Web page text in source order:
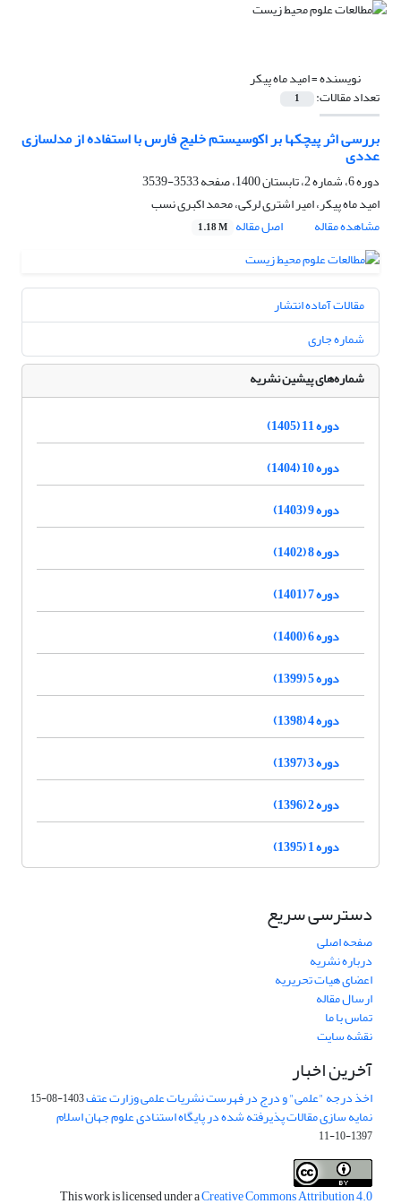
نویسنده =امید ماه پیکر
تعداد مقالات: 1
بررسی اثر پیچکها بر اکوسیستم خلیج فارس با استفاده از مدلسازی
عددی
دوره 6، شماره 2، تابستان 1400، صفحه
3533-3539
امید ماه پیکر، امیر اشتری لرکی، محمد اکبری نسب
مشاهده مقاله
اصل مقاله 1.18 M
مقالات آماده انتشار
شماره جاری
شماره‌های پیشین نشریه
دوره 11 (1405)
دوره 10 (1404)
دوره 9 (1403)
دوره 8 (1402)
دوره 7 (1401)
دوره 6 (1400)
دوره 5 (1399)
دوره 4 (1398)
دوره 3 (1397)
دوره 2 (1396)
دوره 1 (1395)
دسترسی سریع
صفحه اصلی
درباره نشریه
اعضای هیات تحریریه
ارسال مقاله
تماس با ما
نقشه سایت
آخرین اخبار
اخذ درجه "علمی" و درج در فهرست نشریات علمی وزارت عتف1403-08-15
نمایه سازی مقالات پذیرفته شده در پایگاه استنادی علوم جهان اسلام
1397-10-11
This work is licensed under aCreative Commons Attribution 4.0